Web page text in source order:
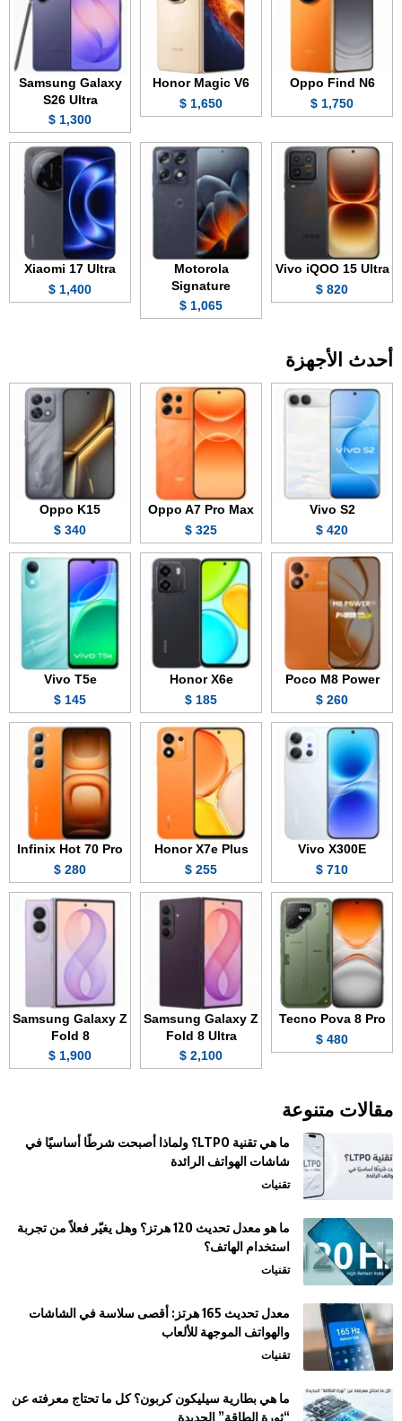
Oppo Find N6
1,750 $
Honor Magic V6
1,650 $
Samsung Galaxy
S26 Ultra
1,300 $
Vivo iQOO 15 Ultra
820 $
Motorola
Signature
1,065 $
Xiaomi 17 Ultra
1,400 $
أحدث الأجهزة
Vivo S2
420 $
Oppo A7 Pro Max
325 $
Oppo K15
340 $
Poco M8 Power
260 $
Honor X6e
185 $
Vivo T5e
145 $
Vivo X300E
710 $
Honor X7e Plus
255 $
Infinix Hot 70 Pro
280 $
Tecno Pova 8 Pro
480 $
Samsung Galaxy Z
Fold 8 Ultra
2,100 $
Samsung Galaxy Z
Fold 8
1,900 $
مقالات متنوعة
ما هي تقنية LTPO؟ ولماذا أصبحت شرطًا أساسيًا في
شاشات الهواتف الرائدة
تقنيات
ما هو معدل تحديث 120 هرتز؟ وهل يغيّر فعلاً من تجربة
استخدام الهاتف؟
تقنيات
معدل تحديث 165 هرتز: أقصى سلاسة في الشاشات
والهواتف الموجهة للألعاب
تقنيات
ما هي بطارية سيليكون كربون؟ كل ما تحتاج معرفته عن
“ثورة الطاقة” الجديدة